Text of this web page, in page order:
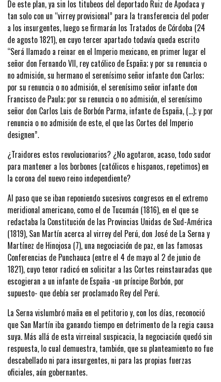
De este plan, ya sin los titubeos del deportado Ruiz de Apodaca y
tan solo con un “virrey provisional” para la transferencia del poder
a los insurgentes, luego se firmarán los Tratados de Córdoba (24
de agosto 1821), en cuyo tercer apartado todavía queda escrito
“Será llamado a reinar en el Imperio mexicano, en primer lugar el
señor don Fernando VII, rey católico de España; y por su renuncia o
no admisión, su hermano el serenísimo señor infante don Carlos;
por su renuncia o no admisión, el serenísimo señor infante don
Francisco de Paula; por su renuncia o no admisión, el serenísimo
señor don Carlos Luis de Borbón Parma, infante de España, (…); y por
renuncia o no admisión de este, el que las Cortes del Imperio
designen”.
¿Traidores estos revolucionarios? ¿No agotaron, acaso, todo sudor
para mantener a los borbones (católicos e hispanos, repetimos) en
la corona del nuevo reino independiente?
Al paso que se iban reponiendo sucesivos congresos en el extremo
meridional americano, como el de Tucumán (1816), en el que se
redactaba la Constitución de las Provincias Unidas de Sud-América
(1819), San Martín acerca al virrey del Perú, don José de La Serna y
Martínez de Hinojosa (7), una negociación de paz, en las famosas
Conferencias de Punchauca (entre el 4 de mayo al 2 de junio de
1821), cuyo tenor radicó en solicitar a las Cortes reinstauradas que
escogieran a un infante de España -un príncipe Borbón, por
supuesto- que debía ser proclamado Rey del Perú.
La Serna vislumbró maña en el petitorio y, con los días, reconoció
que San Martín iba ganando tiempo en detrimento de la regia causa
suya. Más allá de esta virreinal suspicacia, la negociación quedó sin
respuesta, lo cual demuestra, también, que su planteamiento no fue
descabellado ni para insurgentes, ni para las propias fuerzas
oficiales, aún gobernantes.